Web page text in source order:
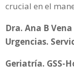
crucial en el
Dra. Ana B
Urgencias.
Geriatría. GSS-